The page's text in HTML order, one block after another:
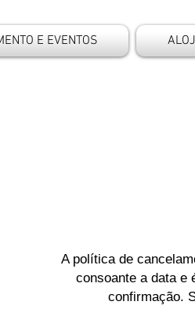
E EVENTOS
A política de
consoante a data e
confirmação.